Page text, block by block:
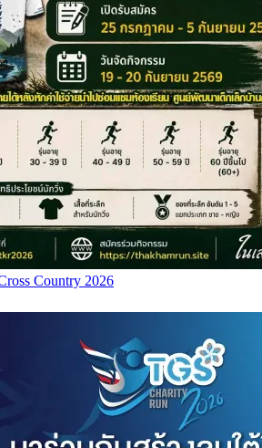
Country 2026